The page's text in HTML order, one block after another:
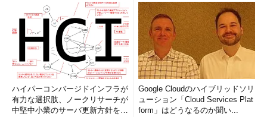
ハイパーコンバージドインフラが
有力な選択肢、ノークリサーチが
中堅中小業のサーバ更新方針を調
Google Cloudのハイブリッドソリ
ューション「Cloud Services Plat
form」はどうなるのか聞い...